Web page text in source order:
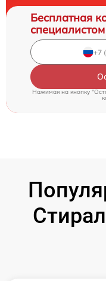
Бесплатная
специалистом
Нажимая на кнопку